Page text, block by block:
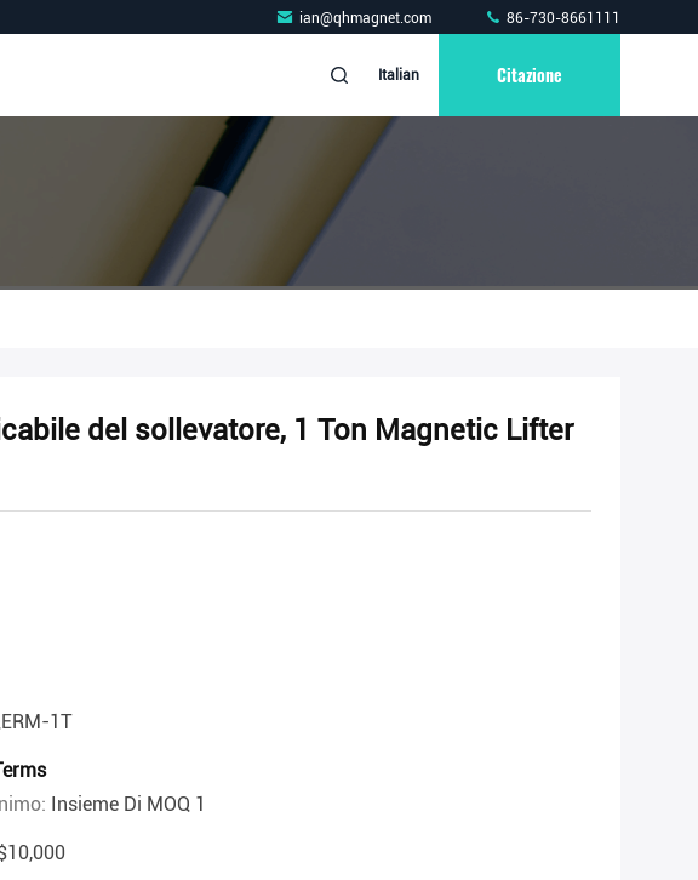
ian@qhmagnet.com 86-730-8661111
Italian Citazione
del sollevatore, 1 Ton Magnetic Lifter
1T
Insieme Di MOQ 1